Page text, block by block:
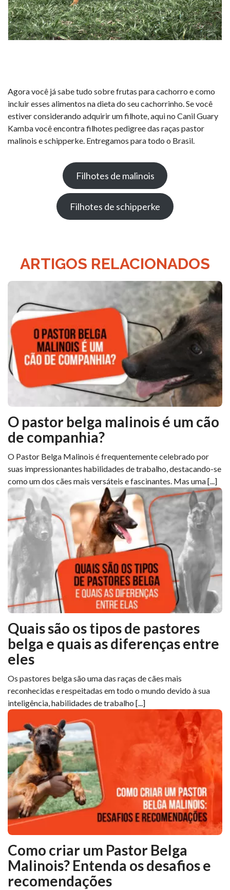
Agora você já sabe tudo sobre frutas para cachorro e como
incluir esses alimentos na dieta do seu cachorrinho. Se você
estiver considerando adquirir um filhote, aqui no Canil Guary
Kamba você encontra filhotes pedigree das raças pastor
malinois e schipperke. Entregamos para todo o Brasil.
Filhotes de malinois
Filhotes de schipperke
ARTIGOS RELACIONADOS
O pastor belga malinois é um cão
de companhia?
O Pastor Belga Malinois é frequentemente celebrado por
suas impressionantes habilidades de trabalho, destacando-se
como um dos cães mais versáteis e fascinantes. Mas uma [...]
Quais são os tipos de pastores
belga e quais as diferenças entre
eles
Os pastores belga são uma das raças de cães mais
reconhecidas e respeitadas em todo o mundo devido à sua
inteligência, habilidades de trabalho [...]
Como criar um Pastor Belga
Malinois? Entenda os desafios e
recomendações